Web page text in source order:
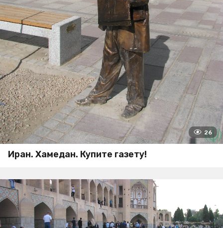
26
Иран. Хамедан. Купите газету!